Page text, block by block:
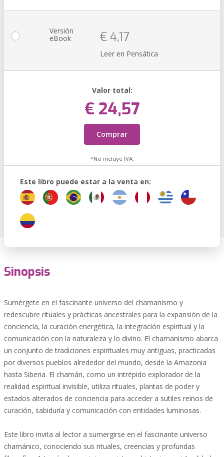
Versión
eBook € 4,17
Leer en Pensática
Valor total:
€ 24,57
Comprar
*No incluye IVA.
Este libro puede estar a la venta en:
Sinopsis
Sumérgete en el fascinante universo del chamanismo y
redescubre rituales y prácticas ancestrales para la expansión de la
conciencia, la curación energética, la integración espiritual y la
comunicación con la naturaleza y lo divino. El chamanismo abarca
un conjunto de tradiciones espirituales muy antiguas, practicadas
por diversos pueblos alrededor del mundo, desde la Amazonia
hasta Siberia. El chamán, como un intrépido explorador de la
realidad espiritual invisible, utiliza rituales, plantas de poder y
estados alterados de conciencia para acceder a sutiles reinos de
curación, sabiduría y comunicación con entidades luminosas.
Este libro invita al lector a sumergirse en el fascinante universo
chamánico, conociendo sus rituales, creencias y profundas